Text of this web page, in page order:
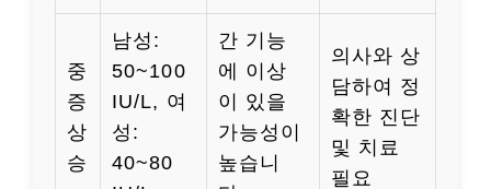
중
증
상
승
남성:
50~100
IU/L, 여
성:
40~80
간 기능
에 이상
이 있을
가능성이
높습니
의사와 상
담하여 정
확한 진단
및 치료
필요